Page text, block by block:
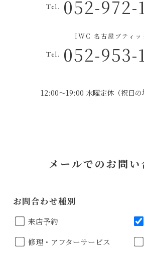
Tel. 052-972-
IWC 名古屋ブティッ
Tel. 052-953-
12:00～19:00 水曜定休（祝日の
メールでのお問い
お問合わせ種別
来店予約
修理・アフターサービス